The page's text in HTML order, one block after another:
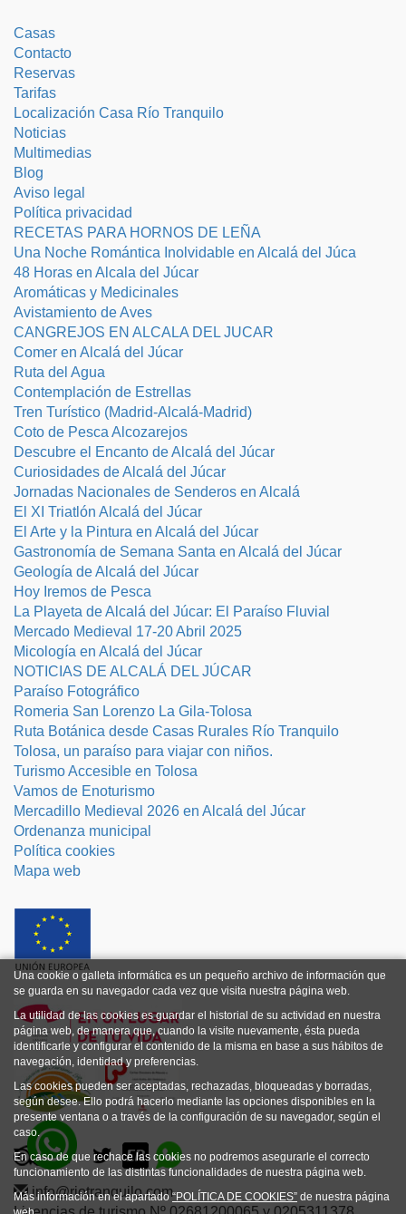
Casas
Contacto
Reservas
Tarifas
Localización Casa Río Tranquilo
Noticias
Multimedias
Blog
Aviso legal
Política privacidad
RECETAS PARA HORNOS DE LEÑA
Una Noche Romántica Inolvidable en Alcalá del Júca
48 Horas en Alcala del Júcar
Aromáticas y Medicinales
Avistamiento de Aves
CANGREJOS EN ALCALA DEL JUCAR
Comer en Alcalá del Júcar
Ruta del Agua
Contemplación de Estrellas
Tren Turístico (Madrid-Alcalá-Madrid)
Coto de Pesca Alcozarejos
Descubre el Encanto de Alcalá del Júcar
Curiosidades de Alcalá del Júcar
Jornadas Nacionales de Senderos en Alcalá
El XI Triatlón Alcalá del Júcar
El Arte y la Pintura en Alcalá del Júcar
Gastronomía de Semana Santa en Alcalá del Júcar
Geología de Alcalá del Júcar
Hoy Iremos de Pesca
La Playeta de Alcalá del Júcar: El Paraíso Fluvial
Mercado Medieval 17-20 Abril 2025
Micología en Alcalá del Júcar
NOTICIAS DE ALCALÁ DEL JÚCAR
Paraíso Fotográfico
Romeria San Lorenzo La Gila-Tolosa
Ruta Botánica desde Casas Rurales Río Tranquilo
Tolosa, un paraíso para viajar con niños.
Turismo Accesible en Tolosa
Vamos de Enoturismo
Mercadillo Medieval 2026 en Alcalá del Júcar
Ordenanza municipal
Política cookies
Mapa web
info@riotranquilo.com
Una cookie o galleta informática es un pequeño archivo de información que
se guarda en su navegador cada vez que visita nuestra página web.
La utilidad de las cookies es guardar el historial de su actividad en nuestra
página web, de manera que, cuando la visite nuevamente, ésta pueda
identificarle y configurar el contenido de la misma en base a sus hábitos de
navegación, identidad y preferencias.
Las cookies pueden ser aceptadas, rechazadas, bloqueadas y borradas,
según desee. Ello podrá hacerlo mediante las opciones disponibles en la
presente ventana o a través de la configuración de su navegador, según el
caso.
En caso de que rechace las cookies no podremos asegurarle el correcto
funcionamiento de las distintas funcionalidades de nuestra página web.
Más información en el apartado“POLÍTICA DE COOKIES” de nuestra página